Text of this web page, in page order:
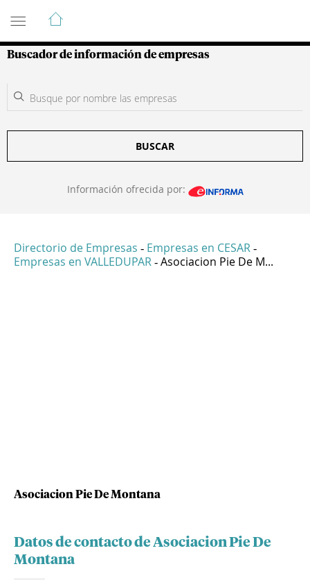
Guía de Empresas Colombianas
Buscador de información de empresas
BUSCAR
Información ofrecida por:
Directorio de Empresas - Empresas en CESAR -
Empresas en VALLEDUPAR - Asociacion Pie De M...
Asociacion Pie De Montana
Datos de contacto de Asociacion Pie De
Montana